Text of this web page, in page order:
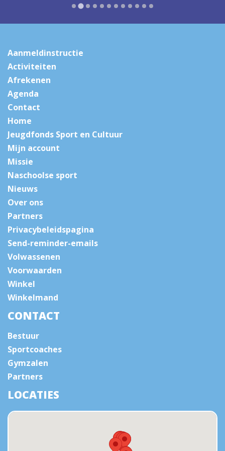
Aanmeldinstructie
Activiteiten
Afrekenen
Agenda
Contact
Home
Jeugdfonds Sport en Cultuur
Mijn account
Missie
Naschoolse sport
Nieuws
Over ons
Partners
Privacybeleidspagina
Send-reminder-emails
Volwassenen
Voorwaarden
Winkel
Winkelmand
CONTACT
Bestuur
Sportcoaches
Gymzalen
Partners
LOCATIES